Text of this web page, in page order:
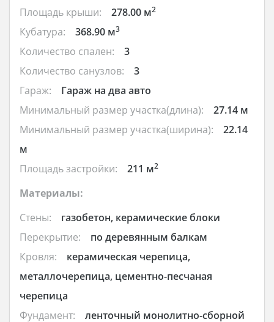
Площадь крыши:
278.00 м2
Кубатура: 368.90 м3
Количество спален:
3
Количество санузлов:
3
Гараж:
Гараж на два авто
Минимальный размер участка(длина):
27.14 м
Минимальный размер участка(ширина):
22.14
м
Площадь застройки:
211 м2
Материалы:
Стены:
газобетон, керамические блоки
Перекрытие:
по деревянным балкам
Кровля:
керамическая черепица,
металлочерепица, цементно-песчаная
черепица
Фундамент:
ленточный монолитно-сборной